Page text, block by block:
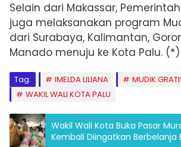
Selain dari Makassar,
juga melaksanakan program
dari Surabaya, Kalimantan,
Manado menuju ke Kota Palu. (*)
Tag: IMELDA LILIANA
MUDIK
WAKIL WALI KOTA PALU
Wakil Wali Kota Buka Pasar
Kembali Diingatkan Berbelanja